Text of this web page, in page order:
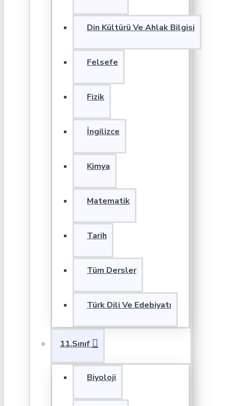
Din Kültürü Ve Ahlak Bilgisi
Felsefe
Fizik
İngilizce
Kimya
Matematik
Tarih
Tüm Dersler
Türk Dili Ve Edebiyatı
11.Sınıf
Biyoloji